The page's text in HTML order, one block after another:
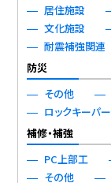
居住施設
文化施設
耐震補強関連
防災
その他
ロックキーパー
補修・補強
PC上部工
その他